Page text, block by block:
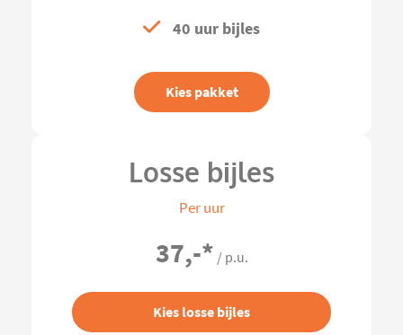
40 uur bijles
Kies pakket
Losse bijles
Per uur
37,-* / p.u.
Kies losse bijles